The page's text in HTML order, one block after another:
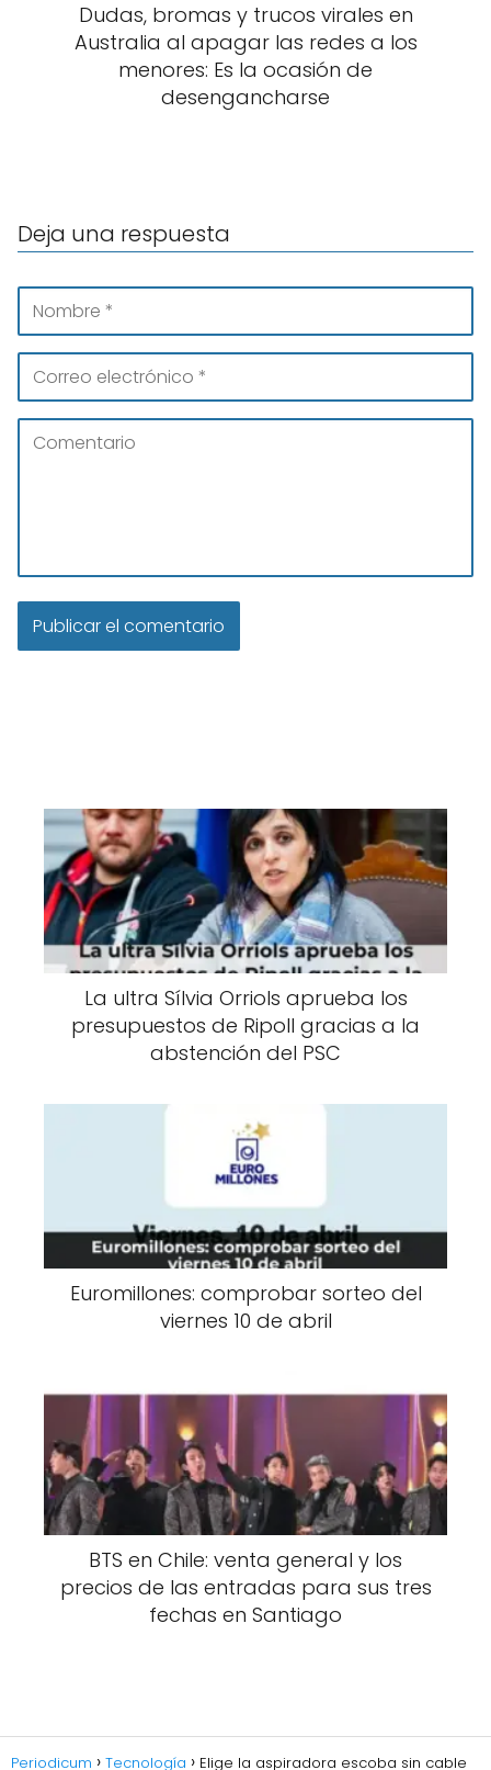
Dudas, bromas y trucos virales en
Australia al apagar las redes a los
menores: Es la ocasión de
desengancharse
Deja una respuesta
La ultra Sílvia Orriols aprueba los
presupuestos de Ripoll gracias a la
abstención del PSC
Euromillones: comprobar sorteo del
viernes 10 de abril
BTS en Chile: venta general y los
precios de las entradas para sus tres
fechas en Santiago
Periodicum Tecnología Elige la aspiradora escoba sin cable